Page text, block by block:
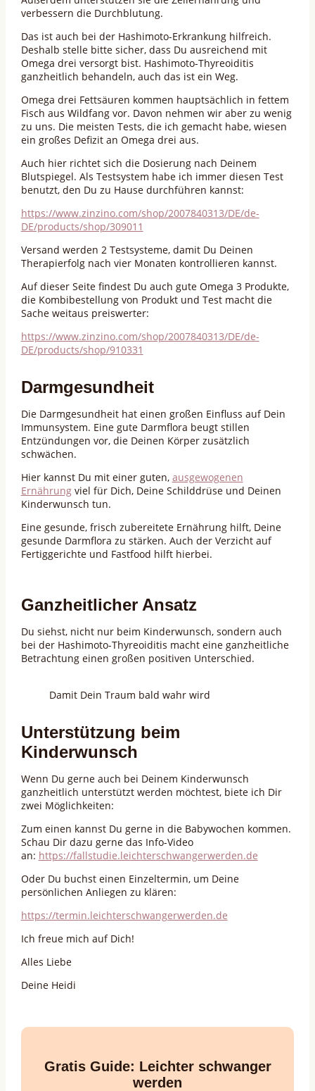
verbessern die Durchblutung.
Das ist auch bei der Hashimoto-Erkrankung hilfreich.
Deshalb stelle bitte sicher, dass Du ausreichend mit
Omega drei versorgt bist. Hashimoto-Thyreoiditis
ganzheitlich behandeln, auch das ist ein Weg.
Omega drei Fettsäuren kommen hauptsächlich in fettem
Fisch aus Wildfang vor. Davon nehmen wir aber zu wenig
zu uns. Die meisten Tests, die ich gemacht habe, wiesen
ein großes Defizit an Omega drei aus.
Auch hier richtet sich die Dosierung nach Deinem
Blutspiegel. Als Testsystem habe ich immer diesen Test
benutzt, den Du zu Hause durchführen kannst:
https://www.zinzino.com/shop/2007840313/DE/de-
DE/products/shop/309011
Versand werden 2 Testsysteme, damit Du Deinen
Therapierfolg nach vier Monaten kontrollieren kannst.
Auf dieser Seite findest Du auch gute Omega 3 Produkte,
die Kombibestellung von Produkt und Test macht die
Sache weitaus preiswerter:
https://www.zinzino.com/shop/2007840313/DE/de-
DE/products/shop/910331
Darmgesundheit
Die Darmgesundheit hat einen großen Einfluss auf Dein
Immunsystem. Eine gute Darmflora beugt stillen
Entzündungen vor, die Deinen Körper zusätzlich
schwächen.
Hier kannst Du mit einer guten, ausgewogenen
Ernährungviel für Dich, Deine Schilddrüse und Deinen
Kinderwunsch tun.
Eine gesunde, frisch zubereitete Ernährung hilft, Deine
gesunde Darmflora zu stärken. Auch der Verzicht auf
Fertiggerichte und Fastfood hilft hierbei.
Ganzheitlicher Ansatz
Du siehst, nicht nur beim Kinderwunsch, sondern auch
bei der Hashimoto-Thyreoiditis macht eine ganzheitliche
Betrachtung einen großen positiven Unterschied.
Damit Dein Traum bald wahr wird
Unterstützung beim
Kinderwunsch
Wenn Du gerne auch bei Deinem Kinderwunsch
ganzheitlich unterstützt werden möchtest, biete ich Dir
zwei Möglichkeiten:
Zum einen kannst Du gerne in die Babywochen kommen.
Schau Dir dazu gerne das Info-Video
an: https://fallstudie.leichterschwangerwerden.de
Oder Du buchst einen Einzeltermin, um Deine
persönlichen Anliegen zu klären:
https://termin.leichterschwangerwerden.de
Ich freue mich auf Dich!
Alles Liebe
Deine Heidi
Gratis Guide: Leichter schwanger
werden